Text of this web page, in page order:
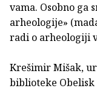
vama. Osobno ga
arheologije»
radi o arheologiji
Krešimir Mišak,
biblioteke Obelisk